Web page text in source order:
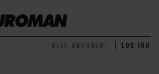
BLIV ABONNENT LOG IND